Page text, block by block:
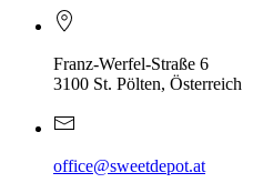
Franz-Werfel-Straße 6
3100 St. Pölten, Österreich
office@sweetdepot.at